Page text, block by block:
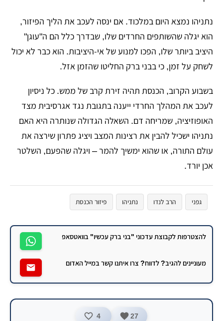
​נתניהו נמצא היום במלכוד. אם ינסה לעכב את הליך הפיזור,
הוא יגלה שהשותפים החרדים שלו, שבדרך כלל הם ה"עוגן"
היציב ביותר שלו, הפכו למנוע של אי-היציבות. הוא כבר לא יכול
לשחק על זמן, כי בבני ברק החליטו שהזמן אזל.
​בשבוע הקרוב, הכנסת תהיה זירת קרב של ממש. כל ניסיון
לעכב את המהלך החרדי ייענה בתגובת נגד אגרסיבית מצד
האופוזיציה, שמריחה דם. השאלה הגדולה שנותרה היא האם
נתניהו ישכיל להבין את רצינות המצב ויציג פתרון שירצה את
עולם התורה, או שהוא ימשיך להמר – ויגלה שהפעם, השלטר
אכן יורד.
גפני הרב לנדו נתניהו פיזור הכנסת
להצטרפות לקבוצת עדכוני "בני ברק עכשיו" בוואטסאפ
מעוניינים להגיב? לדווח? צרו איתנו קשר במייל האדום
27
4